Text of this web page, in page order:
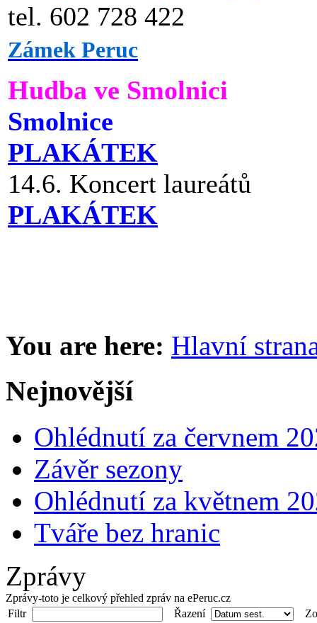
tel. 602 728 422
Zámek Peruc
Hudba ve Smolnici
Smolnice
PLAKÁTEK
14.6. Koncert laureátů
PLAKÁTEK
You are here: Hlavní
Nejnovější
Ohlédnutí za červnem
Závěr sezony
Ohlédnutí za květnem
Tváře bez hranic
Zprávy
Zprávy-toto je celkový přehled zpráv na ePeruc.cz
Filtr
Řazení